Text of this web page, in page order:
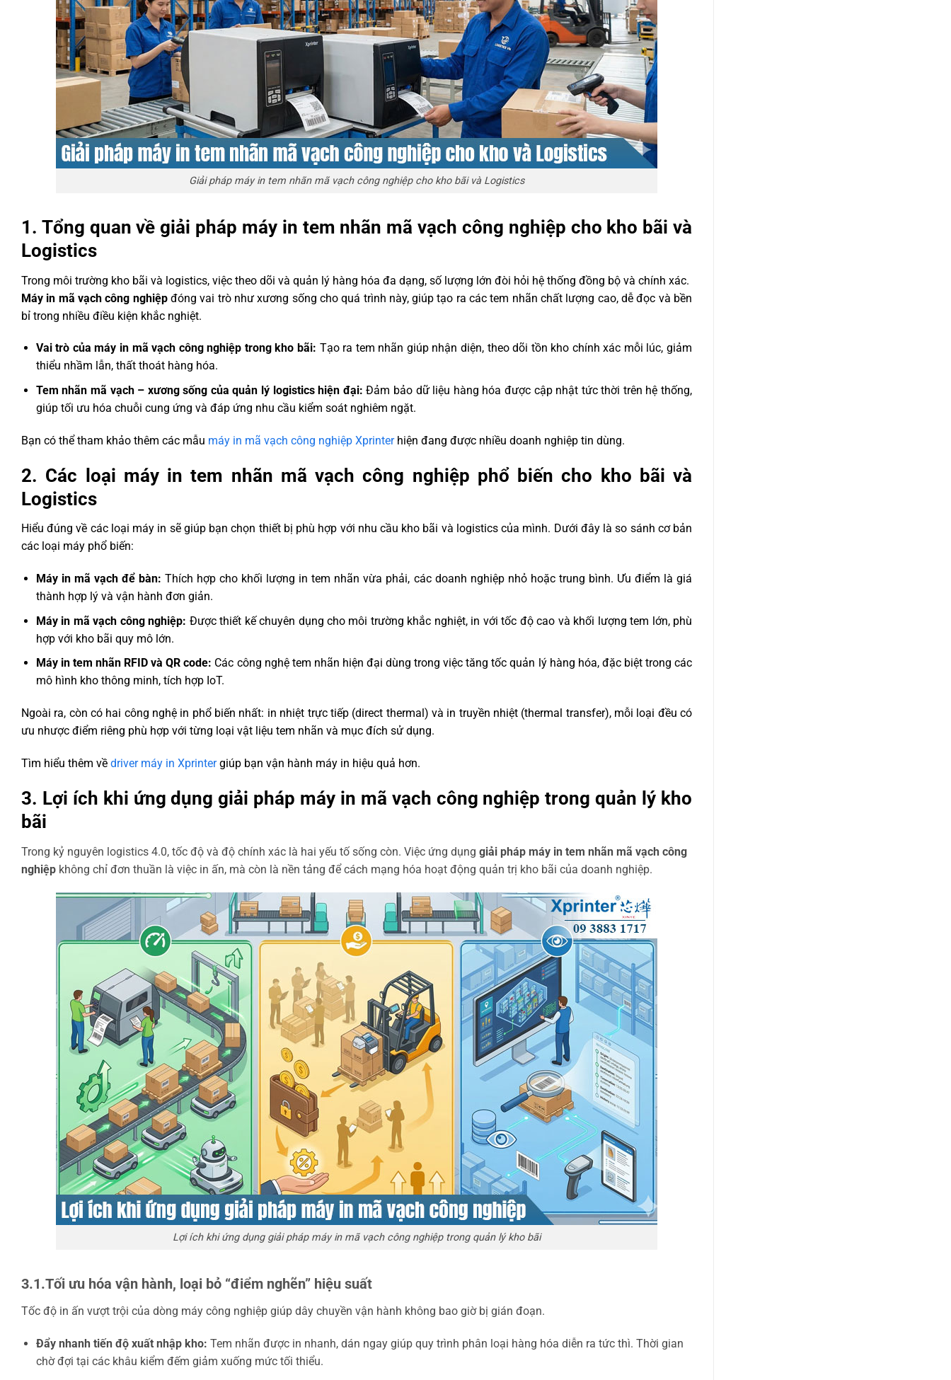
Giải pháp máy in tem nhãn mã vạch công nghiệp cho kho bãi và Logistics
1. Tổng quan về giải pháp máy in tem nhãn mã vạch công nghiệp cho kho bãi và
Logistics
Trong môi trường kho bãi và logistics, việc theo dõi và quản lý hàng hóa đa dạng, số lượng lớn đòi hỏi hệ thống đồng bộ và chính xác.
Máy in mã vạch công nghiệpđóng vai trò như xương sống cho quá trình này, giúp tạo ra các tem nhãn chất lượng cao, dễ đọc và bền
bỉ trong nhiều điều kiện khắc nghiệt.
Vai trò của máy in mã vạch công nghiệp trong kho bãi: Tạo ra tem nhãn giúp nhận diện, theo dõi tồn kho chính xác mỗi lúc, giảm
thiểu nhầm lẫn, thất thoát hàng hóa.
Tem nhãn mã vạch – xương sống của quản lý logistics hiện đại: Đảm bảo dữ liệu hàng hóa được cập nhật tức thời trên hệ thống,
giúp tối ưu hóa chuỗi cung ứng và đáp ứng nhu cầu kiểm soát nghiêm ngặt.
Bạn có thể tham khảo thêm các mẫu máy in mã vạch công nghiệp Xprinterhiện đang được nhiều doanh nghiệp tin dùng.
2. Các loại máy in tem nhãn mã vạch công nghiệp phổ biến cho kho bãi và
Logistics
Hiểu đúng về các loại máy in sẽ giúp bạn chọn thiết bị phù hợp với nhu cầu kho bãi và logistics của mình. Dưới đây là so sánh cơ bản
các loại máy phổ biến:
Máy in mã vạch để bàn: Thích hợp cho khối lượng in tem nhãn vừa phải, các doanh nghiệp nhỏ hoặc trung bình. Ưu điểm là giá
thành hợp lý và vận hành đơn giản.
Máy in mã vạch công nghiệp: Được thiết kế chuyên dụng cho môi trường khắc nghiệt, in với tốc độ cao và khối lượng tem lớn, phù
hợp với kho bãi quy mô lớn.
Máy in tem nhãn RFID và QR code: Các công nghệ tem nhãn hiện đại dùng trong việc tăng tốc quản lý hàng hóa, đặc biệt trong các
mô hình kho thông minh, tích hợp IoT.
Ngoài ra, còn có hai công nghệ in phổ biến nhất: in nhiệt trực tiếp (direct thermal) và in truyền nhiệt (thermal transfer), mỗi loại đều có
ưu nhược điểm riêng phù hợp với từng loại vật liệu tem nhãn và mục đích sử dụng.
Tìm hiểu thêm về driver máy in Xprintergiúp bạn vận hành máy in hiệu quả hơn.
3. Lợi ích khi ứng dụng giải pháp máy in mã vạch công nghiệp trong quản lý kho
bãi
Trong kỷ nguyên logistics 4.0, tốc độ và độ chính xác là hai yếu tố sống còn. Việc ứng dụng giải pháp máy in tem nhãn mã vạch công
nghiệp không chỉ đơn thuần là việc in ấn, mà còn là nền tảng để cách mạng hóa hoạt động quản trị kho bãi của doanh nghiệp.
Lợi ích khi ứng dụng giải pháp máy in mã vạch công nghiệp trong quản lý kho bãi
3.1.Tối ưu hóa vận hành, loại bỏ “điểm nghẽn” hiệu suất
Tốc độ in ấn vượt trội của dòng máy công nghiệp giúp dây chuyền vận hành không bao giờ bị gián đoạn.
Đẩy nhanh tiến độ xuất nhập kho: Tem nhãn được in nhanh, dán ngay giúp quy trình phân loại hàng hóa diễn ra tức thì. Thời gian
chờ đợi tại các khâu kiểm đếm giảm xuống mức tối thiểu.